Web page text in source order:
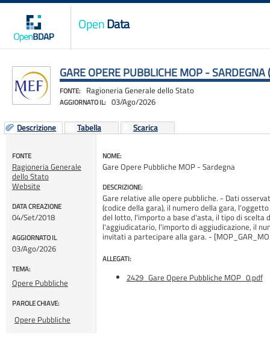
OpenData
GARE OPERE PUBBLICHE MOP -
FONTE: Ragioneria Generale dello Stato
AGGIORNATO IL: 03/Ago/2026
Descrizione Tabella Scarica
FONTE
Ragioneria Generale
dello Stato
Website
DATA CREAZIONE
04/Set/2018
AGGIORNATO IL
03/Ago/2026
TEMA:
Opere Pubbliche
PAROLE CHIAVE:
Opere Pubbliche
NOME:
Gare Opere Pubbliche MOP - Sardegna
DESCRIZIONE:
Gare relative alle opere pubbliche. - Dati
(codice della gara), il numero della gara,
del lotto, l'importo a base d'asta, il tipo di scelta
l'aggiudicatario, l'importo di aggiudicazione, il
invitati a partecipare alla gara. -
ALLEGATI:
2429_Gare Opere Pubbliche MOP_0.pdf